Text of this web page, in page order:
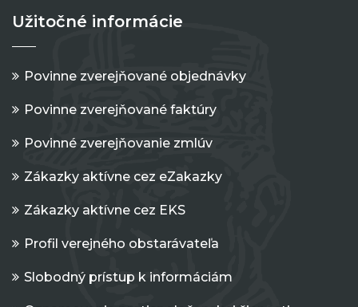
Užitočné informácie
Povinne zverejňované objednávky
Povinne zverejňované faktúry
Povinné zverejňovanie zmlúv
Zákazky aktívne cez eZakazky
Zákazky aktívne cez EKS
Profil verejného obstarávateľa
Slobodný prístup k informáciám